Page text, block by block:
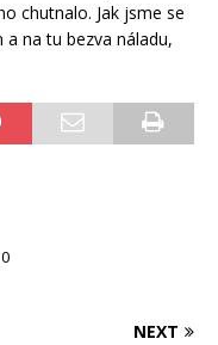
chutnalo. Jak jsme se
na tu bezva náladu,
NEXT